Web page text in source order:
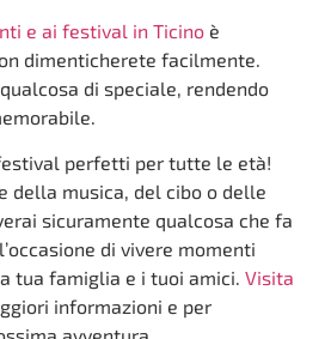
e ai festival in Ticino è
dimenticherete facilmente.
di speciale, rendendo
perfetti per tutte le età!
della musica, del cibo o delle
sicuramente qualcosa che fa
di vivere momenti
tua famiglia e i tuoi amici. Visita
informazioni e per